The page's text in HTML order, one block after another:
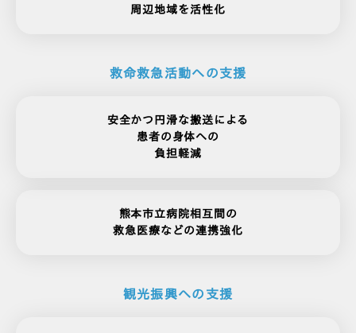
周辺地域を活性化
救命救急活動への支援
安全かつ円滑な搬送による
患者の身体への
負担軽減
熊本市立病院相互間の
救急医療などの連携強化
観光振興への支援